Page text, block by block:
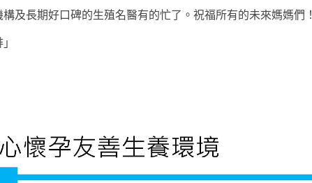
及長期好口碑的生殖名醫有的忙了。祝福所有的未來媽媽們！